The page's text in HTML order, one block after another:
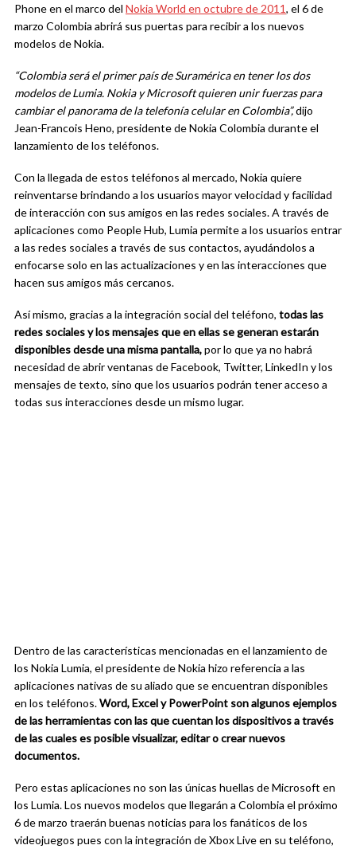
Phone en el marco del Nokia World en octubre de 2011, el 6 de
marzo Colombia abrirá sus puertas para recibir a los nuevos
modelos de Nokia.
“Colombia será el primer país de Suramérica en tener los dos
modelos de Lumia. Nokia y Microsoft quieren unir fuerzas para
cambiar el panorama de la telefonía celular en Colombia”,dijo
Jean-Francois Heno, presidente de Nokia Colombia durante el
lanzamiento de los teléfonos.
Con la llegada de estos teléfonos al mercado, Nokia quiere
reinventarse brindando a los usuarios mayor velocidad y facilidad
de interacción con sus amigos en las redes sociales. A través de
aplicaciones como People Hub, Lumia permite a los usuarios entrar
a las redes sociales a través de sus contactos, ayudándolos a
enfocarse solo en las actualizaciones y en las interacciones que
hacen sus amigos más cercanos.
Así mismo, gracias a la integración social del teléfono, todas las
redes sociales y los mensajes que en ellas se generan estarán
disponibles desde unamisma pantalla,por lo que ya no habrá
necesidad de abrir ventanas de Facebook, Twitter, LinkedIn y los
mensajes de texto, sino que los usuarios podrán tener acceso a
todas sus interacciones desde un mismo lugar.
Dentro de las características mencionadas en el lanzamiento de
los Nokia Lumia, el presidente de Nokia hizo referencia a las
aplicaciones nativas de su aliado que se encuentran disponibles
en los teléfonos.Word, Excel y PowerPoint son algunos ejemplos
de las herramientas con las que cuentan los dispositivos a través
de las cuales es posible visualizar, editar o crear nuevos
documentos.
Pero estas aplicaciones no son las únicas huellas de Microsoft en
los Lumia. Los nuevos modelos que llegarán a Colombia el próximo
6 de marzo traerán buenas noticias para los fanáticos de los
videojuegos pues con la integración de Xbox Live en su teléfono,